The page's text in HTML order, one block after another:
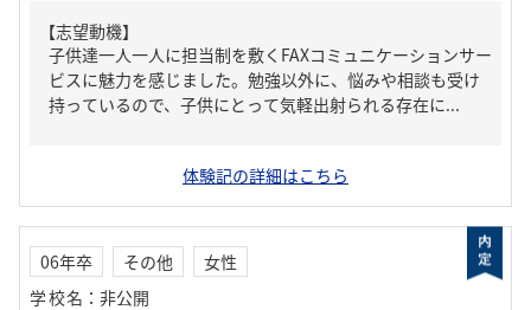
【志望動機】
子供達一人一人に担当制を敷くFAXコミュニケーションサー
ビスに魅力を感じました。勉強以外に、悩みや相談も受け
持っているので、子供にとって気軽出射られる存在に...
体験記の詳細はこちら
06年卒 その他
女性
学校名 ： 非公開